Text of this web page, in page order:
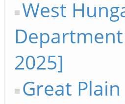
West
Department
2025]
Great